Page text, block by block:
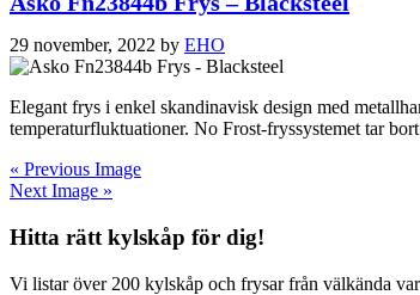
29 november, 2022 by EHO
Elegant frys i enkel skandinavisk design med
temperaturfluktuationer. No Frost-fryssystemet tar
« Previous Image
Next Image »
Hitta rätt kylskåp för dig!
Vi listar över 200 kylskåp och frysar från välkända